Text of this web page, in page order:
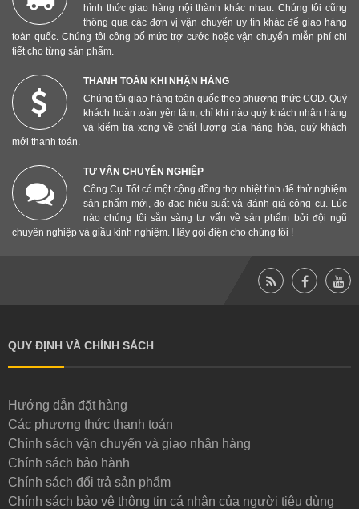
hình thức giao hàng nội thành khác nhau. Chúng tôi cũng
thông qua các đơn vị vận chuyển uy tín khác để giao hàng
toàn quốc. Chúng tôi công bố mức trợ cước hoặc vận chuyển miễn phí chi
tiết cho từng sản phẩm.
THANH TOÁN KHI NHẬN HÀNG
Chúng tôi giao hàng toàn quốc theo phương thức COD. Quý
khách hoàn toàn yên tâm, chỉ khi nào quý khách nhận hàng
và kiểm tra xong về chất lượng của hàng hóa, quý khách
mới thanh toán.
TƯ VẤN CHUYÊN NGHIỆP
Công Cụ Tốt có một cộng đồng thợ nhiệt tình để thử nghiệm
sản phẩm mới, đo đạc hiệu suất và đánh giá công cụ. Lúc
nào chúng tôi sẵn sàng tư vấn về sản phẩm bởi đội ngũ
chuyên nghiệp và giầu kinh nghiệm. Hãy gọi điện cho chúng tôi !
QUY ĐỊNH VÀ CHÍNH SÁCH
Hướng dẫn đặt hàng
Các phương thức thanh toán
Chính sách vận chuyển và giao nhận hàng
Chính sách bảo hành
Chính sách đổi trả sản phẩm
Chính sách bảo vệ thông tin cá nhân của người tiêu dùng